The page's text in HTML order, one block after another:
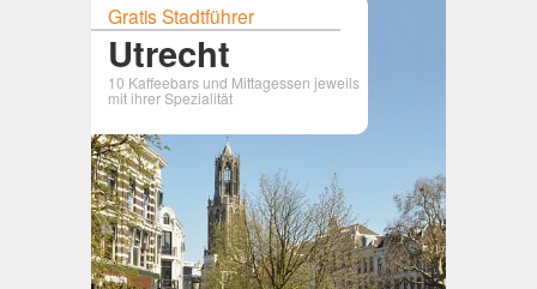
Gratis Stadtführer
Utrecht
10 Kaffeebars und Mittagessen jeweils
mit ihrer Spezialität